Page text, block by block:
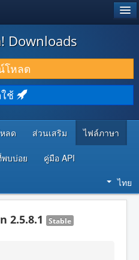
Downloads
โหลด
ช้
ลด ส่วนเสริม ไฟล์ภาษา
บบ่อย คู่มือ API
ไทย
2.5.8.1 Stable